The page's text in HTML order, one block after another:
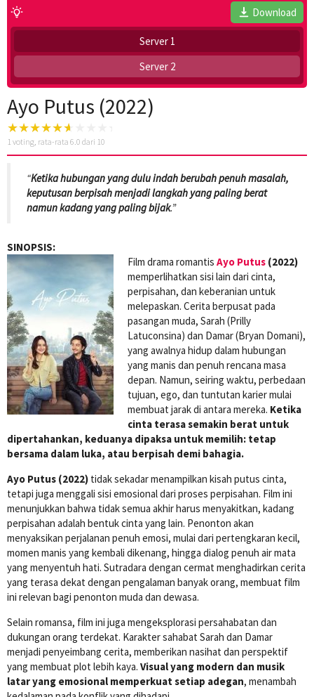
Download
Server 1
Server 2
Ayo Putus (2022)
1 voting, rata-rata 6.0 dari 10
“Ketika hubungan yang dulu indah berubah penuh masalah,
keputusan berpisah menjadi langkah yang paling berat
namun kadang yang paling bijak.”
SINOPSIS:
Film drama romantis Ayo Putus (2022)
memperlihatkan sisi lain dari cinta,
perpisahan, dan keberanian untuk
melepaskan. Cerita berpusat pada
pasangan muda, Sarah (Prilly
Latuconsina) dan Damar (Bryan Domani),
yang awalnya hidup dalam hubungan
yang manis dan penuh rencana masa
depan. Namun, seiring waktu, perbedaan
tujuan, ego, dan tuntutan karier mulai
membuat jarak di antara mereka. Ketika
cinta terasa semakin berat untuk
dipertahankan, keduanya dipaksa untuk memilih: tetap
bersama dalam luka, atau berpisah demi bahagia.
Ayo Putus (2022) tidak sekadar menampilkan kisah putus cinta,
tetapi juga menggali sisi emosional dari proses perpisahan. Film ini
menunjukkan bahwa tidak semua akhir harus menyakitkan, kadang
perpisahan adalah bentuk cinta yang lain. Penonton akan
menyaksikan perjalanan penuh emosi, mulai dari pertengkaran kecil,
momen manis yang kembali dikenang, hingga dialog penuh air mata
yang menyentuh hati. Sutradara dengan cermat menghadirkan cerita
yang terasa dekat dengan pengalaman banyak orang, membuat film
ini relevan bagi penonton muda dan dewasa.
Selain romansa, film ini juga mengeksplorasi persahabatan dan
dukungan orang terdekat. Karakter sahabat Sarah dan Damar
menjadi penyeimbang cerita, memberikan nasihat dan perspektif
yang membuat plot lebih kaya. Visual yang modern dan musik
latar yang emosional memperkuat setiap adegan, menambah